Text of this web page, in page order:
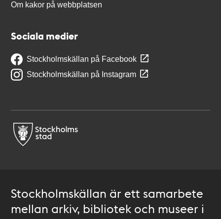
Om kakor på webbplatsen
Sociala medier
Stockholmskällan på Facebook
Stockholmskällan på Instagram
Stockholmskällan är ett samarbete
mellan arkiv, bibliotek och museer i